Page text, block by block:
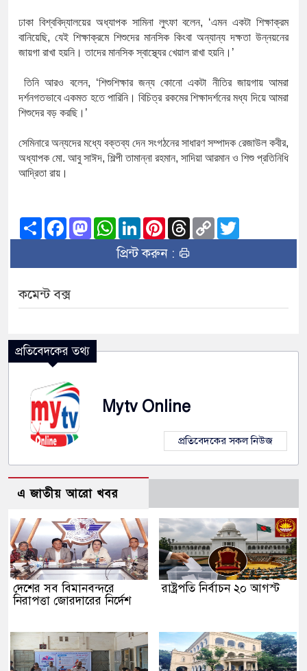
ঢাকা বিশ্ববিদ্যালয়ের অধ্যাপক সামিনা লুৎফা বলেন, ‘এমন একটা শিক্ষাক্রম
বানিয়েছি, যেই শিক্ষাক্রমে শিশুদের মানসিক কিংবা অন্যান্য দক্ষতা উন্নয়নের
জায়গা রাখা হয়নি। তাদের মানসিক স্বাস্থ্যের খেয়াল রাখা হয়নি। ’
তিনি আরও বলেন, ‘শিশুশিক্ষার জন্য কোনো একটা নীতির জায়গায় আমরা
দর্শনগতভাবে একমত হতে পারিনি। বিচিত্র রকমের শিক্ষাদর্শনের মধ্য দিয়ে আমরা
শিশুদের বড় করছি। ’
সেমিনারে অন্যদের মধ্যে বক্তব্য দেন সংগঠনের সাধারণ সম্পাদক রেজাউল কবীর,
অধ্যাপক মো. আবু সাঈদ, শিল্পী তামান্না রহমান, সাদিয়া আরমান ও শিশু প্রতিনিধি
আদ্রিতা রায়।
ShareFacebook
Mastodon
WhatsApp
LinkedInPinterest
Threads
Copy
Link
প্রিন্ট করুন :
কমেন্ট বক্স
প্রতিবেদকের তথ্য
Mytv Online
প্রতিবেদকের সকল নিউজ
এ জাতীয় আরো খবর
দেশের সব বিমানবন্দরে
নিরাপত্তা জোরদারের নির্দেশ
রাষ্ট্রপতি নির্বাচন ২০ আগস্ট